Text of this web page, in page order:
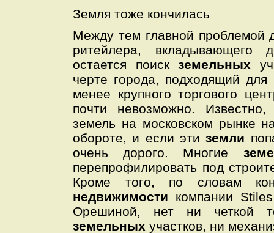
Земля тоже кончилась
Между тем главной проблемой
ритейлера, вкладывающего
остается поиск земельных
черте города, подходящий для
менее крупного торгового
почти невозможно. Известно,
земель на московском рынке
обороте, и если этиземли
очень дорого. Многие
перепрофилировать под
Кроме того, по словам
недвижимости компании
Орешиной, нет ни четкой
земельных участков, ни